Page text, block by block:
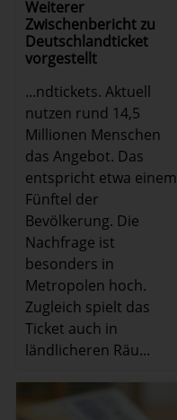
Weiterer
Zwischenbericht zu
Deutschlandticket
vorgestellt
...ndtickets. Aktuell
nutzen rund 14,5
Millionen Menschen
das Angebot. Das
entspricht etwa einem
Fünftel der
Bevölkerung. Die
Nachfrage ist
besonders in
Metropolen hoch.
Zugleich spielt das
Ticket auch in
ländlicheren Räu...